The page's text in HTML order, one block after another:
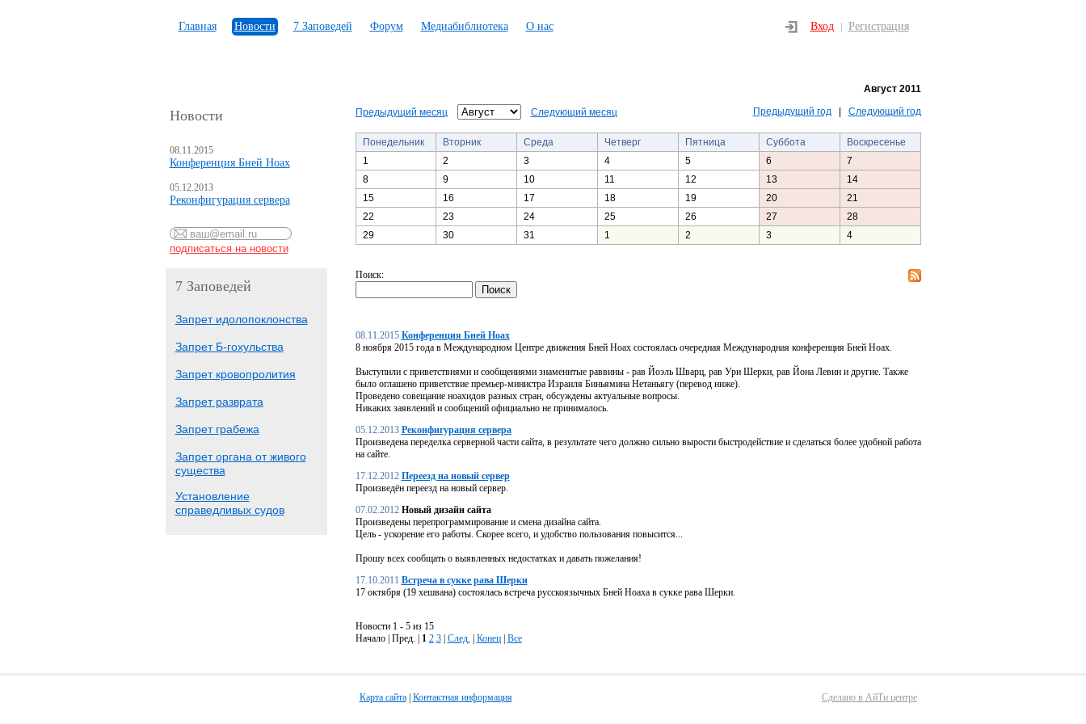
Главная Новости 7 Заповедей Форум Медиабиблиотека О нас Вход Регистрация
Новости
08.11.2015
Конференция Бней Ноах
05.12.2013
Реконфигурация сервера
7 Заповедей
Запрет идолопоклонства
Запрет Б-гохульства
Запрет кровопролития
Запрет разврата
Запрет грабежа
Запрет органа от живого
существа
Установление
справедливых судов
Август 2011
Предыдущий месяц Следующий месяц Предыдущий год| Следующий год
Понедельник Вторник Среда Четверг Пятница Суббота
Воскресенье
1
2 3 4 5 6
7
8
9 10 11 12 13
14
15
16 17 18 19 20
21
22
23 24 25 26 27
28
29
30 31 1 2 3 4
Поиск:
08.11.2015 Конференция Бней Ноах
8 ноября 2015 года в Международном Центре движения Бней Ноах состоялась очередная Международная конференция Бней Ноах.
Выступили с приветствиями и сообщениями знаменитые раввины - рав Йоэль Шварц, рав Ури Шерки, рав Йона Левин и другие. Также
было оглашено приветствие премьер-министра Израиля Биньямина Нетаньягу (перевод ниже).
Проведено совещание ноахидов разных стран, обсуждены актуальные вопросы.
Никаких заявлений и сообщений официально не принималось.
05.12.2013 Реконфигурация сервера
Произведена переделка серверной части сайта, в результате чего должно сильно вырости быстродействие и сделаться более удобной работа
на сайте.
17.12.2012 Переезд на новый сервер
Произведён переезд на новый сервер.
07.02.2012 Новый дизайн сайта
Произведены перепрограммирование и смена дизайна сайта.
Цель - ускорение его работы. Скорее всего, и удобство пользования повысится...
Прошу всех сообщать о выявленных недостатках и давать пожелания!
17.10.2011 Встреча в сукке рава Шерки
17 октября (19 хешвана) состоялась встреча русскоязычных Бней Ноаха в сукке рава Шерки.
Новости 1 - 5 из 15
Начало | Пред. |
1 2 3| След. Конец Все
Карта сайта| Контактная информация Сделано в АйТи центре